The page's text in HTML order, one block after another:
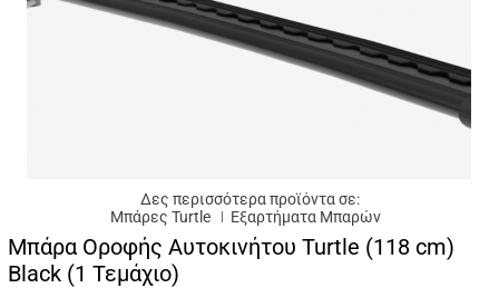
Δες περισσότερα προϊόντα σε:
Μπάρες Turtle
Εξαρτήματα Μπαρών
Μπάρα Οροφής Αυτοκινήτου Turtle (118 cm)
Black (1 Τεμάχιο)